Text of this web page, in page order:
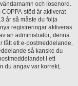
och lösenord.
stöd är aktiverat
år så måste du följa
registreringar aktiveras
an administratör; denna
fått ett e-postmeddelande,
så kanske du
i ett
du angav var korrekt,